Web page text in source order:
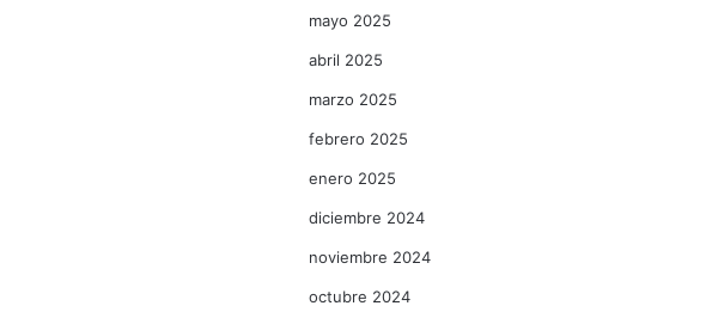
mayo 2025
abril 2025
marzo 2025
febrero 2025
enero 2025
diciembre 2024
noviembre 2024
octubre 2024